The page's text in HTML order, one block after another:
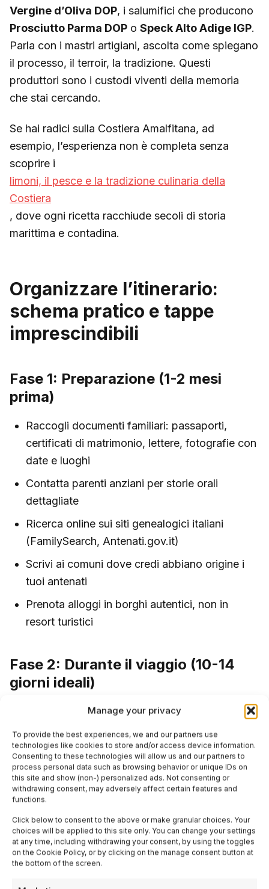
Manage your privacy
To provide the best experiences, we and our partners use
technologies like cookies to store and/or access device information.
Consenting to these technologies will allow us and our partners to
process personal data such as browsing behavior or unique IDs on
this site and show (non-) personalized ads. Not consenting or
withdrawing consent, may adversely affect certain features and
functions.
Click below to consent to the above or make granular choices. Your
choices will be applied to this site only. You can change your settings
at any time, including withdrawing your consent, by using the toggles
on the Cookie Policy, or by clicking on the manage consent button at
the bottom of the screen.
Vergine d’Oliva DOP, i salumifici che producono
Prosciutto Parma DOP o Speck Alto Adige IGP.
Parla con i mastri artigiani, ascolta come spiegano
il processo, il terroir, la tradizione. Questi
produttori sono i custodi viventi della memoria
che stai cercando.
Se hai radici sulla Costiera Amalfitana, ad
esempio, l’esperienza non è completa senza
scoprire i
limoni, il pesce e la tradizione culinaria della
Costiera
, dove ogni ricetta racchiude secoli di storia
marittima e contadina.
Organizzare l’itinerario:
schema pratico e tappe
imprescindibili
Fase 1: Preparazione (1-2 mesi
prima)
Raccogli documenti familiari: passaporti,
certificati di matrimonio, lettere, fotografie con
date e luoghi
Contatta parenti anziani per storie orali
dettagliate
Ricerca online sui siti genealogici italiani
(FamilySearch, Antenati.gov.it)
Scrivi ai comuni dove credi abbiano origine i
tuoi antenati
Prenota alloggi in borghi autentici, non in
resort turistici
Fase 2: Durante il viaggio (10-14
giorni ideali)
Dedica i primi giorni all’archivio comunale e alle
ricerche documentali
Visita il cimitero locale: molti cognomi familiari
potrebbero essere qui
Cammina per il paese senza fretta, fermati al
Partecipa a sagre, feste locali, mercati:
l’atmosfera rivela l’essenza del luogo